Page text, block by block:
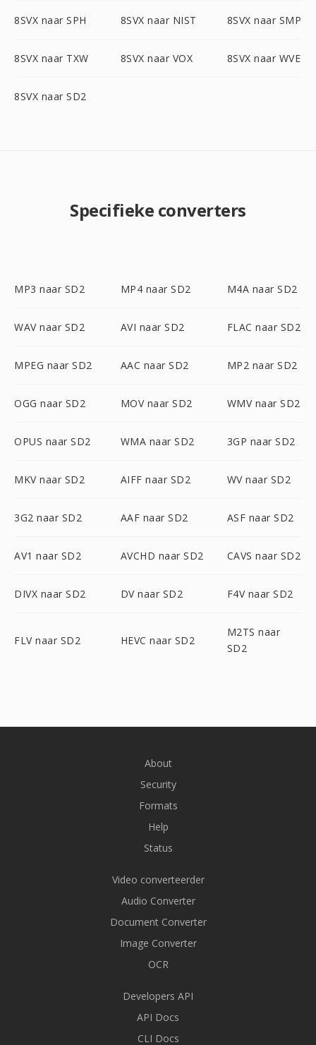
8SVX naar SPH 8SVX naar NIST 8SVX naar SMP
8SVX naar TXW 8SVX naar VOX 8SVX naar WVE
8SVX naar SD2
Specifieke converters
MP3 naar SD2 MP4 naar SD2 M4A naar SD2
WAV naar SD2 AVI naar SD2 FLAC naar SD2
MPEG naar SD2 AAC naar SD2 MP2 naar SD2
OGG naar SD2 MOV naar SD2 WMV naar SD2
OPUS naar SD2 WMA naar SD2 3GP naar SD2
MKV naar SD2 AIFF naar SD2 WV naar SD2
3G2 naar SD2 AAF naar SD2 ASF naar SD2
AV1 naar SD2 AVCHD naar SD2 CAVS naar SD2
DIVX naar SD2 DV naar SD2 F4V naar SD2
FLV naar SD2 HEVC naar SD2
M2TS naar
SD2
About
Security
Formats
Help
Status
Video converteerder
Audio Converter
Document Converter
Image Converter
OCR
Developers API
API Docs
CLI Docs